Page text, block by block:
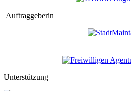
Auftraggeberin
Unterstützung